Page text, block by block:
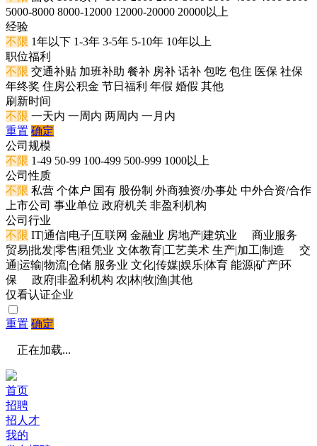
5000-8000 8000-12000 12000-20000 20000以上
经验
不限 1年以下 1-3年 3-5年 5-10年 10年以上
职位福利
不限 交通补贴 加班补助 餐补 房补 话补 包吃 包住 医保 社保
年终奖 住房公积金 节日福利 年假 婚假 其他
刷新时间
不限 一天内 一周内 两周内 一月内
重置 确定
公司规模
不限 1-49 50-99 100-499 500-999 1000以上
公司性质
不限 私营 个体户 国有 股份制 外商独资/办事处 中外合资/合作
上市公司 事业单位 政府机关 非盈利机构
公司行业
不限 IT|通信|电子|互联网 金融业 房地产|建筑业
商业服务
贸易|批发|零售|租凭业 文体教育|工艺美术 生产|加工|制造
交
通|运输|物流|仓储 服务业 文化|传媒|娱乐|体育 能源|矿产|环
保
政府|非盈利机构 农|林|牧|渔|其他
仅看认证企业
重置 确定
正在加载...
首页
招聘
招人才
我的